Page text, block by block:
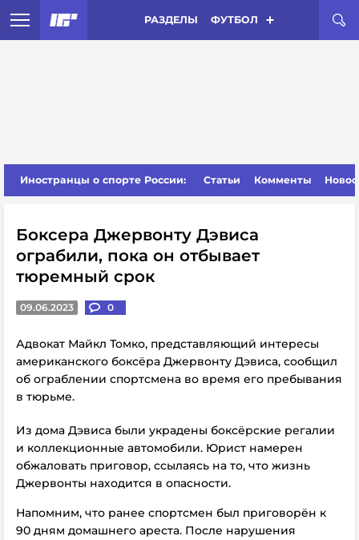
РАЗДЕЛЫ ФУТБОЛ
Иностранцы о спорте России: Статьи Комменты
Боксера Джервонту Дэвиса
ограбили, пока он отбывает
тюремный срок
09.06.2023 0
Адвокат Майкл Томко, представляющий интересы
американского боксёра Джервонту Дэвиса, сообщил
об ограблении спортсмена во время его пребывания
в тюрьме.
Из дома Дэвиса были украдены боксёрские регалии
и коллекционные автомобили. Юрист намерен
обжаловать приговор, ссылаясь на то, что жизнь
Джервонты находится в опасности.
Напомним, что ранее спортсмен был приговорён к
90 дням домашнего ареста. После нарушения